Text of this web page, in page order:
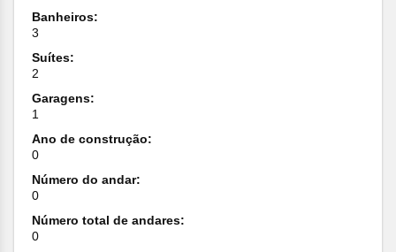
Banheiros:
3
Suítes:
2
Garagens:
1
Ano de construção:
0
Número do andar:
0
Número total de andares:
0